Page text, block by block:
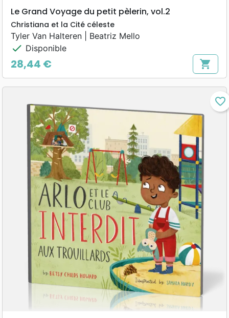
Le Grand Voyage du petit pèlerin, vol.2
Christiana et la Cité céleste
Tyler Van Halteren | Beatriz Mello
check Disponible
Prix
28,44 € shopping_cart
favorite_border